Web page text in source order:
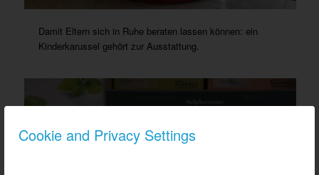
Cookie and Privacy Settings
Damit Eltern sich in Ruhe beraten lassen können: ein
Kinderkarussel gehört zur Ausstattung.